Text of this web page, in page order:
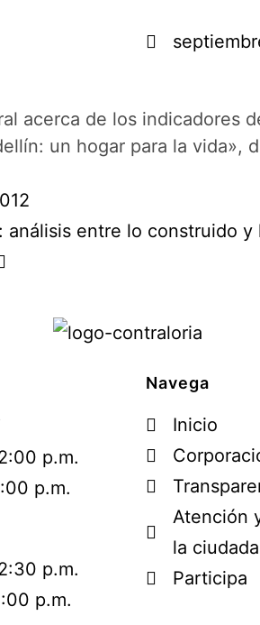
acerca de los indicadores
un hogar para la vida»,
entre lo construido
p.m.
p.m.
p.m.
p.m.
Navega
Inicio
Atención
la
Participa